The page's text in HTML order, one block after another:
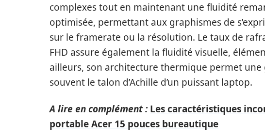
complexes tout en maintenant une fluidité
optimisée, permettant aux graphismes de
sur le framerate ou la résolution. Le taux de
FHD assure également la fluidité visuelle,
ailleurs, son architecture thermique permet une
souvent le talon d’Achille d’un puissant laptop.
A lire en complément : Les caractéristiques
portable Acer 15 pouces bureautique